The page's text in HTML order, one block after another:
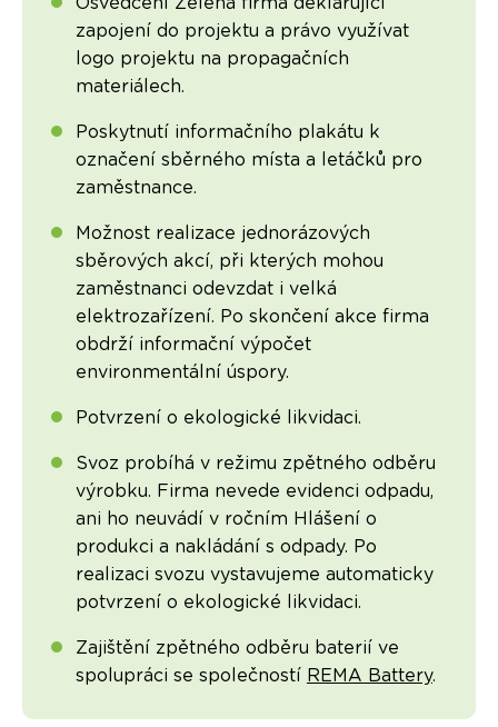
Osvědčení Zelená firma deklarující
zapojení do projektu a právo využívat
logo projektu na propagačních
materiálech.
Poskytnutí informačního plakátu k
označení sběrného místa a letáčků pro
zaměstnance.
Možnost realizace jednorázových
sběrových akcí, při kterých mohou
zaměstnanci odevzdat i velká
elektrozařízení. Po skončení akce firma
obdrží informační výpočet
environmentální úspory.
Potvrzení o ekologické likvidaci.
Svoz probíhá v režimu zpětného odběru
výrobku. Firma nevede evidenci odpadu,
ani ho neuvádí v ročním Hlášení o
produkci a nakládání s odpady. Po
realizaci svozu vystavujeme automaticky
potvrzení o ekologické likvidaci.
Zajištění zpětného odběru baterií ve
spolupráci se společností REMA Battery.